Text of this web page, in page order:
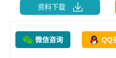
资料下载
微信咨询 QQ